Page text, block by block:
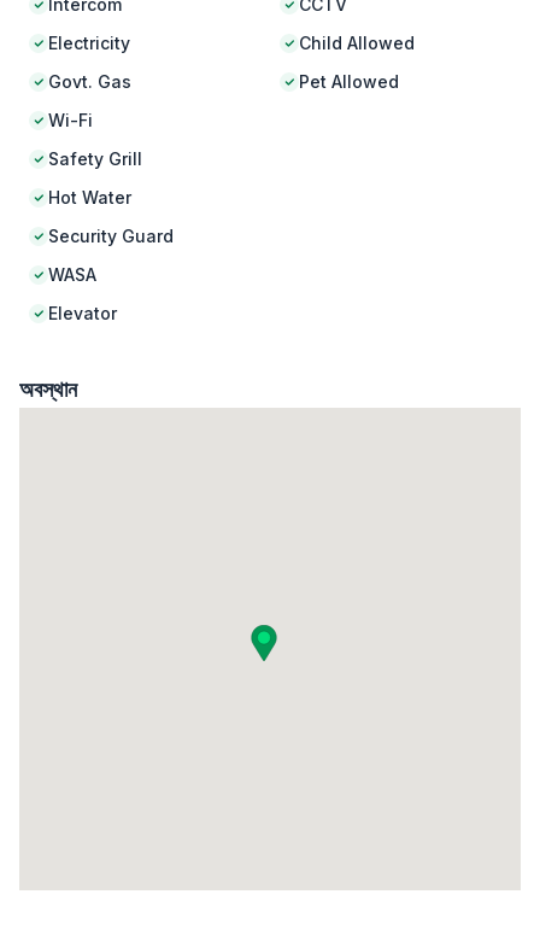
Intercom
Electricity
Govt. Gas
Wi-Fi
Safety Grill
Hot Water
Security Guard
WASA
Elevator
CCTV
Child Allowed
Pet Allowed
অবস্থান